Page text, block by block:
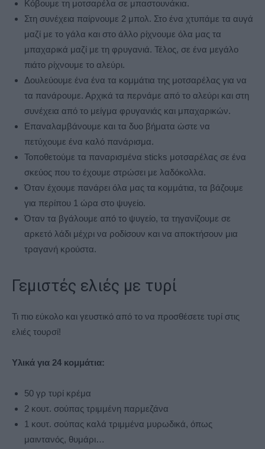
Κόβουμε τη μοτσαρέλα σε μπαστουνάκια.
Στη συνέχεια παίρνουμε 2 μπολ. Στο ένα χτυπάμε τα αυγά
μαζί με το γάλα και στο άλλο ρίχνουμε όλα μας τα
μπαχαρικά μαζί με τη φρυγανιά. Τέλος, σε ένα μεγάλο
πιάτο ρίχνουμε το αλεύρι.
Δουλεύουμε ένα ένα τα κομμάτια της μοτσαρέλας για να
τα πανάρουμε. Αρχικά τα περνάμε από το αλεύρι και στη
συνέχεια από το μείγμα φρυγανιάς και μπαχαρικών.
Επαναλαμβάνουμε και τα δυο βήματα ώστε να
πετύχουμε ένα καλό πανάρισμα.
Τοποθετούμε τα παναρισμένα sticks μοτσαρέλας σε ένα
σκεύος που το έχουμε στρώσει με λαδόκολλα.
Όταν έχουμε πανάρει όλα μας τα κομμάτια, τα βάζουμε
για περίπου 1 ώρα στο ψυγείο.
Όταν τα βγάλουμε από το ψυγείο, τα τηγανίζουμε σε
αρκετό λάδι μέχρι να ροδίσουν και να αποκτήσουν μια
τραγανή κρούστα.
Γεμιστές ελιές με τυρί
Τι πιο εύκολο και γευστικό από το να προσθέσετε τυρί στις
ελιές τουρσί!
Υλικά για 24 κομμάτια:
50 γρ τυρί κρέμα
2 κουτ. σούπας τριμμένη παρμεζάνα
1 κουτ. σούπας καλά τριμμένα μυρωδικά, όπως
μαιντανός, θυμάρι…